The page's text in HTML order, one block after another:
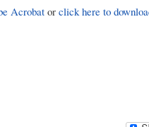
Acrobat or click here to